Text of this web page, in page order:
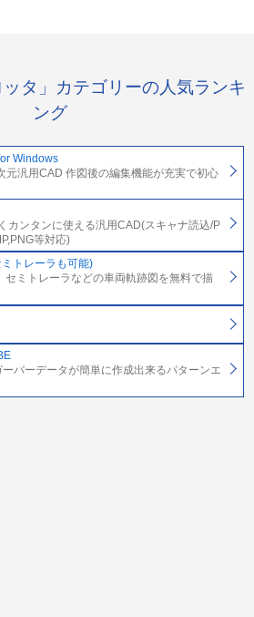
ッタ」カテゴリーの人気ランキ
ング
Windows
元汎用CAD 作図後の編集機能が充実で初心
カンタンに使える汎用CAD(スキャナ読込/P
等対応)
トレーラも可能)
セミトレーラなどの車両軌跡図を無料で描
バーデータが簡単に作成出来るパターンエ